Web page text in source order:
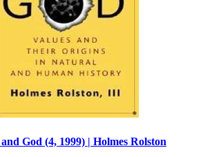
and God (4, 1999) | Holmes Rolston